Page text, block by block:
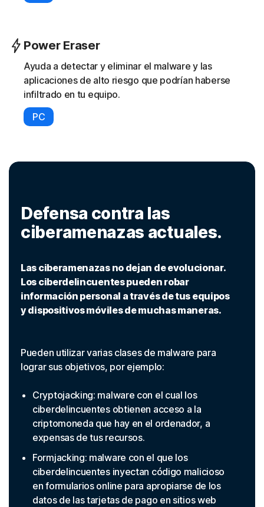
Power Eraser
Ayuda a detectar y eliminar el malware y las
aplicaciones de alto riesgo que podrían haberse
infiltrado en tu equipo.
PC
Defensa contra las
ciberamenazas actuales.
Las ciberamenazas no dejan de evolucionar.
Los ciberdelincuentes pueden robar
información personal a través de tus equipos
y dispositivos móviles de muchas maneras.
Pueden utilizar varias clases de malware para
lograr sus objetivos, por ejemplo:
Cryptojacking: malware con el cual los
ciberdelincuentes obtienen acceso a la
criptomoneda que hay en el ordenador, a
expensas de tus recursos.
Formjacking: malware con el que los
ciberdelincuentes inyectan código malicioso
en formularios online para apropiarse de los
datos de las tarjetas de pago en sitios web